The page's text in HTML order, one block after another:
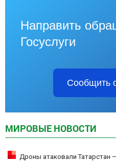
Направить
Госуслуги
Сообщить
МИРОВЫЕ НОВОСТИ
Дроны атаковали Татарстан